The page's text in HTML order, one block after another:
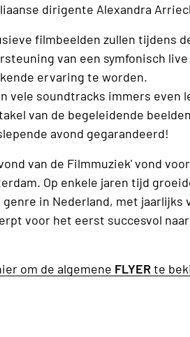
dirigente Alexandra
filmbeelden zullen tijdens
van een symfonisch
ervaring te worden.
vele soundtracks immers even
van de begeleidende
avond gegarandeerd!
van de Filmmuziek' vond
Op enkele jaren tijd
in Nederland, met
voor het eerst succesvol
om de algemene FLYERte